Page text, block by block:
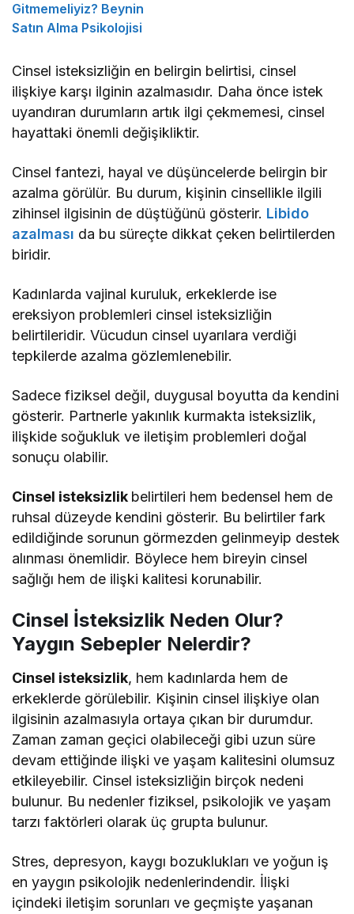
Gitmemeliyiz? Beynin
Satın Alma Psikolojisi
Cinsel isteksizliğin en belirgin belirtisi, cinsel
ilişkiye karşı ilginin azalmasıdır. Daha önce istek
uyandıran durumların artık ilgi çekmemesi, cinsel
hayattaki önemli değişikliktir.
Cinsel fantezi, hayal ve düşüncelerde belirgin bir
azalma görülür. Bu durum, kişinin cinsellikle ilgili
zihinsel ilgisinin de düştüğünü gösterir. Libido
azalması da bu süreçte dikkat çeken belirtilerden
biridir.
Kadınlarda vajinal kuruluk, erkeklerde ise
ereksiyon problemleri cinsel isteksizliğin
belirtileridir. Vücudun cinsel uyarılara verdiği
tepkilerde azalma gözlemlenebilir.
Sadece fiziksel değil, duygusal boyutta da kendini
gösterir. Partnerle yakınlık kurmakta isteksizlik,
ilişkide soğukluk ve iletişim problemleri doğal
sonuçu olabilir.
Cinsel isteksizlik belirtileri hem bedensel hem de
ruhsal düzeyde kendini gösterir. Bu belirtiler fark
edildiğinde sorunun görmezden gelinmeyip destek
alınması önemlidir. Böylece hem bireyin cinsel
sağlığı hem de ilişki kalitesi korunabilir.
Cinsel İsteksizlik Neden Olur?
Yaygın Sebepler Nelerdir?
Cinsel isteksizlik, hem kadınlarda hem de
erkeklerde görülebilir. Kişinin cinsel ilişkiye olan
ilgisinin azalmasıyla ortaya çıkan bir durumdur.
Zaman zaman geçici olabileceği gibi uzun süre
devam ettiğinde ilişki ve yaşam kalitesini olumsuz
etkileyebilir. Cinsel isteksizliğin birçok nedeni
bulunur. Bu nedenler fiziksel, psikolojik ve yaşam
tarzı faktörleri olarak üç grupta bulunur.
Stres, depresyon, kaygı bozuklukları ve yoğun iş
en yaygın psikolojik nedenlerindendir. İlişki
içindeki iletişim sorunları ve geçmişte yaşanan